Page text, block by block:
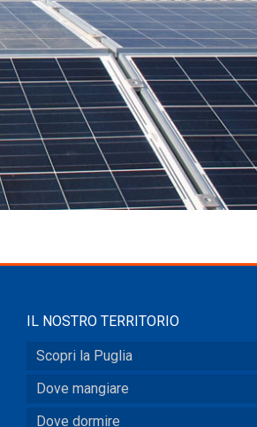
IL NOSTRO TERRITORIO
Scopri la Puglia
Dove mangiare
Dove dormire